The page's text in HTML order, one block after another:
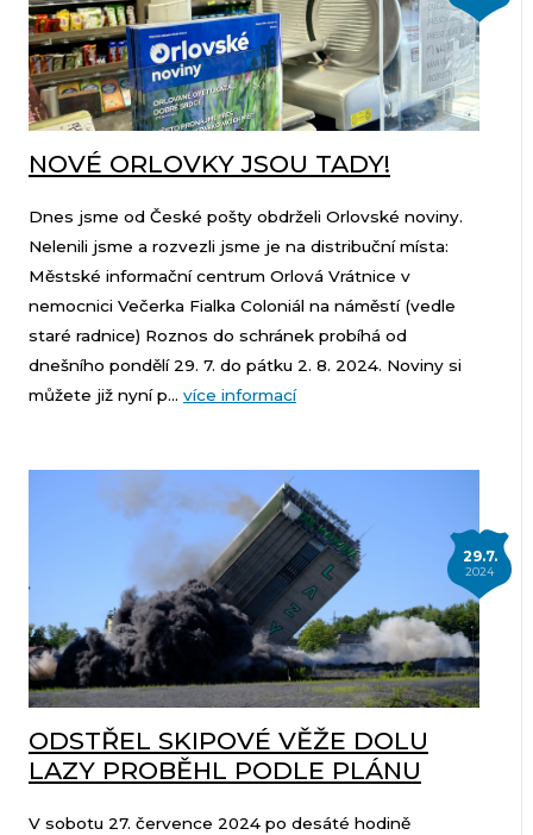
NOVÉ ORLOVKY JSOU TADY!
Dnes jsme od České pošty obdrželi Orlovské noviny.
Nelenili jsme a rozvezli jsme je na distribuční místa:
Městské informační centrum Orlová Vrátnice v
nemocnici Večerka Fialka Coloniál na náměstí (vedle
staré radnice) Roznos do schránek probíhá od
dnešního pondělí 29. 7. do pátku 2. 8. 2024. Noviny si
můžete již nyní p... více informací
29.7.
2024
ODSTŘEL SKIPOVÉ VĚŽE DOLU
LAZY PROBĚHL PODLE PLÁNU
V sobotu 27. července 2024 po desáté hodině